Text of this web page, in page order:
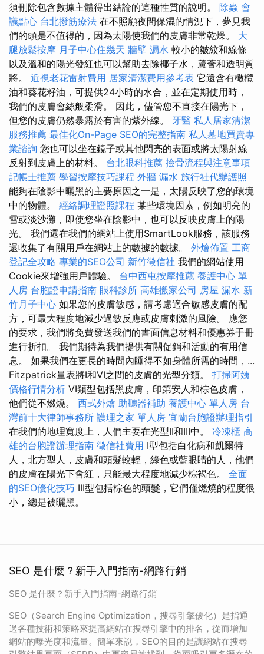
須刪除包含數據主體得出結論的這種性質的說明。 除蟲 會
議點心 台北撥筋療法 在不照顧夜間保濕的情況下，夢見我
們的頭是不值得的，因為太陽使我們的皮膚非常乾燥。 大
腿放鬆按摩 月子中心住幾天 牆壁 漏水 較小的皺紋和線條
以及溫和的陽光發紅也可以幫助去除椰子水，蘆薈和透明質
將。 近視老花雷射費用 居家清潔費用參考表 它還含有橄欖
油和葵花籽油，可提供24小時的水合，並在定期使用時，
我們的皮膚會絲般柔滑。 因此，儘管您不直接在陽光下，
但您的皮膚仍然暴露於有害的紫外線。 牙醫 私人居家清潔
服務推薦 最佳化On-Page SEO的完整指南 私人墓地買賣專
業諮詢 您也可以坐在鏡子或其他閃亮的表面或將太陽射線
反射到皮膚上的材料。 台北眼科推薦 撿骨流程與注意事項
記帳士推薦 學習按摩技巧課程 外牆 漏水 旅行社代辦護照
能夠在陰影中曬黑的主要原因之一是，太陽反映了您的環境
中的物體。 經絡調理證照課程 某些環境因素，例如明亮的
雪或淡沙灘，即使您坐在陰影中，也可以反映皮膚上的陽
光。 我們還在我們的網站上使用SmartLook服務，該服務
還收集了有關用戶在網站上的數據的數據。 外燴佈置 工商
登記全攻略 專業的SEO公司 新竹徵信社 我們的網站使用
Cookie來增強用戶體驗。 台中西屯按摩推薦 養護中心 單
人房 台胞證申請指南 眼科診所 高雄搬家公司 房屋 漏水 新
竹月子中心 如果您的皮膚敏感，請考慮適合敏感皮膚的配
方，可最大程度地減少過敏反應或皮膚刺激的風險。 應您
的要求，我們將免費發送我們的書面信息材料和優惠券手冊
進行折扣。 我們期待為我們提供有關促銷和活動的有用信
息。 如果我們在更長的時間內睡得不如身體所需的時間，...
Fitzpatrick量表將I和VI之間的皮膚的光型分類。 打掃阿姨
價格行情分析 VI類型包括黑皮膚，印第安人和棕色皮膚，
他們從不燃燒。 西式外燴 助聽器補助 養護中心 單人房 台
灣前十大律師事務所 護理之家 單人房 宜蘭台胞證辦理指引
在我們的地理寬度上，人們主要在光型II和III中。 冷凍櫃 高
雄的台胞證辦理指南 徵信社費用 I型包括白化病和凱爾特
人，北方型人，皮膚和頭髮較輕，綠色或藍眼睛的人，他們
的皮膚在陽光下會紅，只能最大程度地減少棕褐色。 全面
的SEO優化技巧 III型包括棕色的頭髮，它們僅燃燒的程度很
小，總是被曬黑。
SEO 是什麼？新手入門指南-網路行銷
SEO 是什麼？新手入門指南-網路行銷
SEO（Search Engine Optimization，搜尋引擎優化）是指通
過各種技術和策略來提高網站在搜尋引擎中的排名，從而增加
網站的曝光度和流量。簡單來說，SEO的目的是讓網站在搜尋